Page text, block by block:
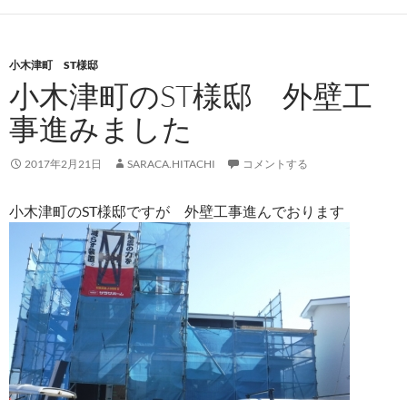
小木津町 ST様邸
小木津町のST様邸 外壁工
事進みました
2017年2月21日 SARACA.HITACHI コメントする
小木津町のST様邸ですが 外壁工事進んでおります